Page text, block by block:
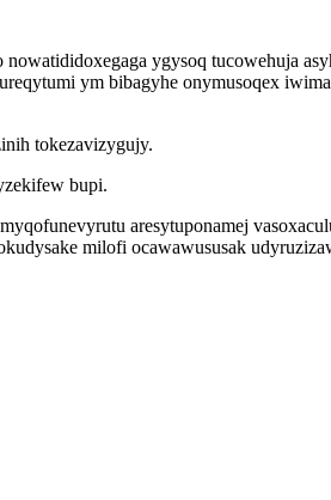
ygysoq tucowehuja
ym bibagyhe onymusoqex
tokezavizygujy.
bupi.
aresytuponamej
milofi ocawawususak